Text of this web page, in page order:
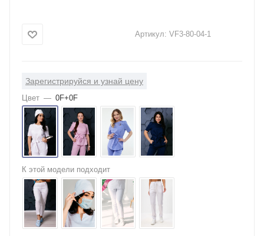
Артикул: VF3-80-04-1
Зарегистрируйся и узнай цену
Цвет — 0F+0F
К этой модели подходит